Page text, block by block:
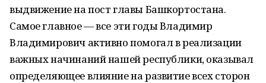
выдвижение на пост главы Башкортостана.
Самое главное — все эти годы Владимир
Владимирович активно помогал в реализации
важных начинаний нашей республики, оказывал
определяющее влияние на развитие всех сторон